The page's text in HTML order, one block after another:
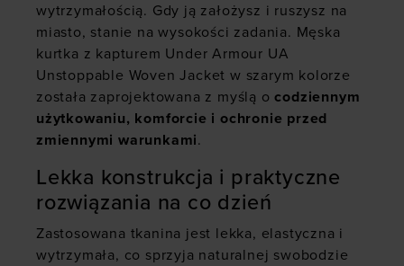
wytrzymałością. Gdy ją założysz i ruszysz na
miasto, stanie na wysokości zadania. Męska
kurtka z kapturem Under Armour UA
Unstoppable Woven Jacket w szarym kolorze
została zaprojektowana z myślą ocodziennym
użytkowaniu, komforcie i ochronie przed
zmiennymi warunkami.
Lekka konstrukcja i praktyczne
rozwiązania na co dzień
Zastosowana tkanina jest lekka, elastyczna i
wytrzymała, co sprzyja naturalnej swobodzie